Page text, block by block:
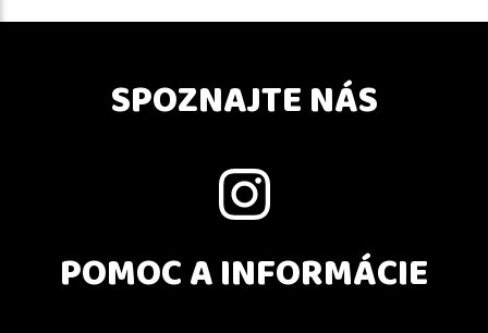
SPOZNAJTE NÁS
POMOC A INFORMÁCIE